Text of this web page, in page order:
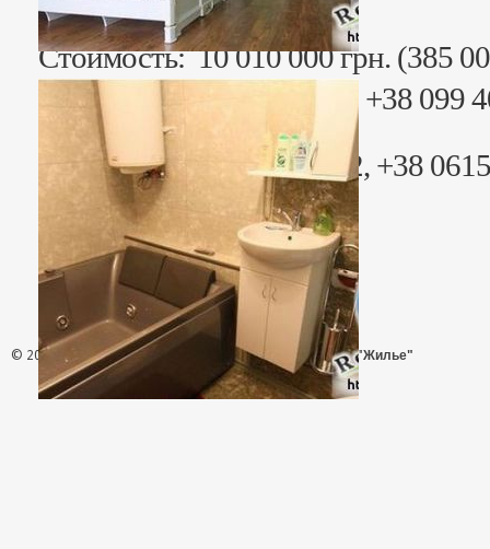
Стоимость: 10 010 000 грн. (385
Риэлтор: Анна Юрьевна +38 099
4019235
Раб. тел. +38 06153 44442, +38
© 2026 - АН "Жилье"ООО "Агентство Недвижимости "Жилье"